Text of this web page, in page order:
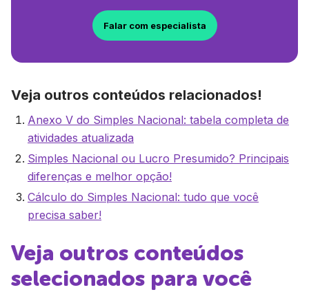
Falar com especialista
Veja outros conteúdos relacionados!
Anexo V do Simples Nacional: tabela completa de
atividades atualizada
Simples Nacional ou Lucro Presumido? Principais
diferenças e melhor opção!
Cálculo do Simples Nacional: tudo que você
precisa saber!
Veja outros conteúdos
selecionados para você